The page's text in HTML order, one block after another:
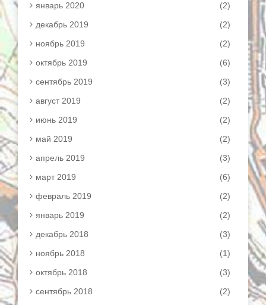
январь 2020
(2)
декабрь 2019
(2)
ноябрь 2019
(2)
октябрь 2019
(6)
сентябрь 2019
(3)
август 2019
(2)
июнь 2019
(2)
май 2019
(2)
апрель 2019
(3)
март 2019
(6)
февраль 2019
(2)
январь 2019
(2)
декабрь 2018
(3)
ноябрь 2018
(1)
октябрь 2018
(3)
сентябрь 2018
(2)